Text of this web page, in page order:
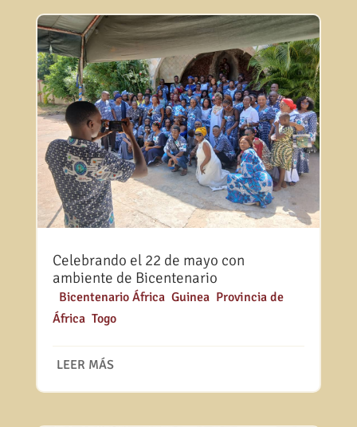
Celebrando el 22 de mayo con
ambiente de Bicentenario
Bicentenario África, Guinea, Provincia de
África, Togo
LEER MÁS